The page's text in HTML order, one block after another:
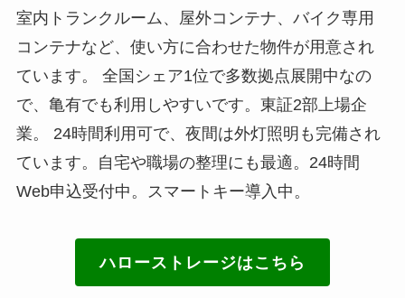
室内トランクルーム、屋外コンテナ、バイク専用
コンテナなど、使い方に合わせた物件が用意され
ています。 全国シェア1位で多数拠点展開中なの
で、亀有でも利用しやすいです。東証2部上場企
業。 24時間利用可で、夜間は外灯照明も完備され
ています。自宅や職場の整理にも最適。24時間
Web申込受付中。スマートキー導入中。
ハローストレージはこちら